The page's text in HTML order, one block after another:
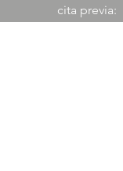
cita previa: